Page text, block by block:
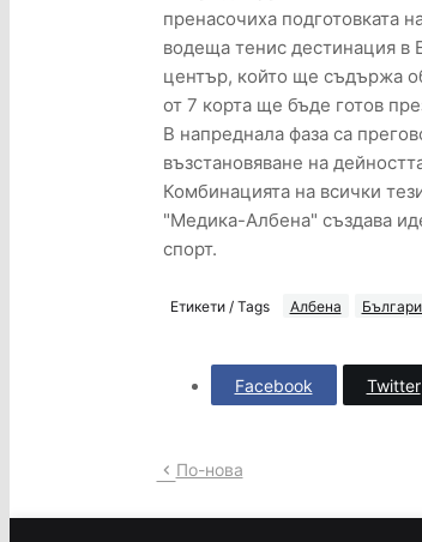
пренасочиха подготовката
водеща тенис дестинация в
център, който ще съдържа
от 7 корта ще бъде готов
В напреднала фаза са
възстановяване на
Комбинацията на всички
"Медика-Албена" създава
спорт.
Етикети / Tags Албена
Facebook Twitter
По-нова